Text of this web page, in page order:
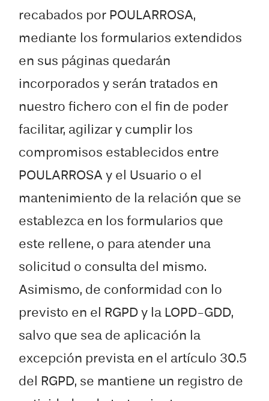
recabados por POULARROSA,
mediante los formularios extendidos
en sus páginas quedarán
incorporados y serán tratados en
nuestro fichero con el fin de poder
facilitar, agilizar y cumplir los
compromisos establecidos entre
POULARROSA y el Usuario o el
mantenimiento de la relación que se
establezca en los formularios que
este rellene, o para atender una
solicitud o consulta del mismo.
Asimismo, de conformidad con lo
previsto en el RGPD y la LOPD-GDD,
salvo que sea de aplicación la
excepción prevista en el artículo 30.5
del RGPD, se mantiene un registro de